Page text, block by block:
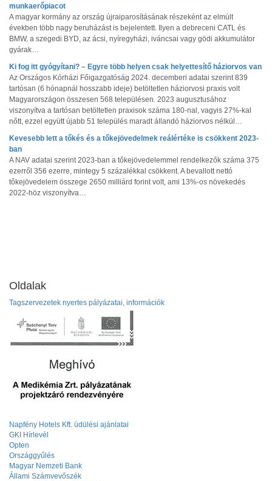
munkaerőpiacot
A magyar kormány az ország újraiparosításának részeként az elmúlt
években több nagy beruházást is bejelentett. Ilyen a debreceni CATL és
BMW, a szegedi BYD, az ácsi, nyíregyházi, iváncsai vagy gödi akkumulátor
gyárak…
Ki fog itt gyógyítani? – Egyre több helyen csak helyettesítő háziorvos van
Az Országos Kórházi Főigazgatóság 2024. decemberi adatai szerint 839
tartósan (6 hónapnál hosszabb ideje) betöltetlen háziorvosi praxis volt
Magyarországon összesen 568 településen. 2023 augusztusához
viszonyítva a tartósan betöltetlen praxisok száma 180-nal, vagyis 27%-kal
nőtt, ezzel együtt újabb 51 település maradt állandó háziorvos nélkül…
Kevesebb lett a tőkés és a tőkejövedelmek reálértéke is csökkent 2023-
ban
A NAV adatai szerint 2023-ban a tőkejövedelemmel rendelkezők száma 375
ezerről 356 ezerre, mintegy 5 százalékkal csökkent. A bevallott nettó
tőkejövedelem összege 2650 milliárd forint volt, ami 13%-os növekedés
2022-höz viszonyítva…
Oldalak
Tagszervezetek nyertes pályázatai, információk
Napfény Hotels Kft. üdülési ajánlatai
GKI Hírlevél
Opten
Országgyűlés
Magyar Nemzeti Bank
Állami Számvevőszék